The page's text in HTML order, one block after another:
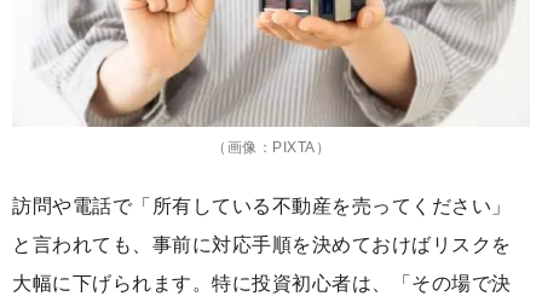
（画像：PIXTA）
訪問や電話で「所有している不動産を売ってください」
と言われても、事前に対応手順を決めておけばリスクを
大幅に下げられます。特に投資初心者は、「その場で決